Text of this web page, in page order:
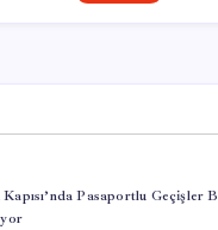
Pasaportlu Geçişler